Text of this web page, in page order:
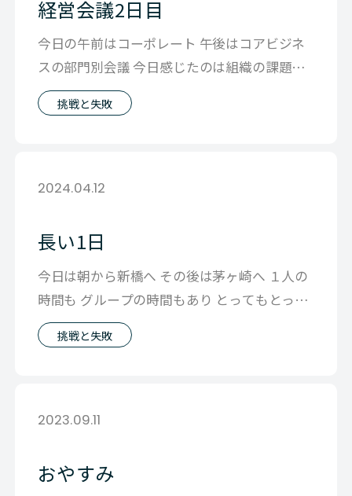
経営会議2日目
今日の午前はコーポレート 午後はコアビジネ
スの部門別会議 今日感じたのは組織の課題は
共犯である つまり、言えない＆言われ
挑戦と失敗
2024.04.12
長い1日
今日は朝から新橋へ その後は茅ヶ崎へ １人の
時間も グループの時間もあり とってもとって
も長い1日でした。 最後は懇親会
挑戦と失敗
2023.09.11
おやすみ